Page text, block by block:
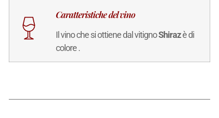
Caratteristiche del vino
Il vino che si ottiene dal vitignoShirazè di
colore .